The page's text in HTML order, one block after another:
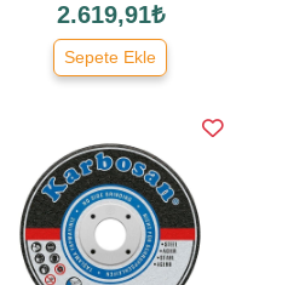
2.619,91₺
Sepete Ekle